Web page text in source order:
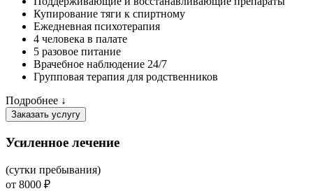
Купирование тяги к спиртному
Ежедневная психотерапия
4 человека в палате
5 разовое питание
Врачебное наблюдение 24/7
Групповая терапия для родственников
Подробнее ↓
Заказать услугу
Усиленное лечение
(сутки пребывания)
от 8000 ₽